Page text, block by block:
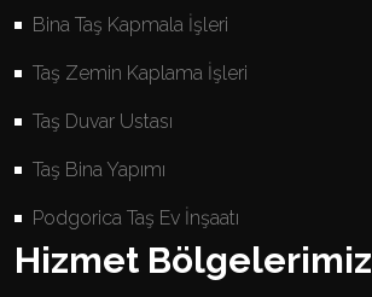
Bina Taş Kapmala İşleri
Taş Zemin Kaplama İşleri
Taş Duvar Ustası
Taş Bina Yapımı
Podgorica Taş Ev İnşaatı
Hizmet Bölgelerimiz